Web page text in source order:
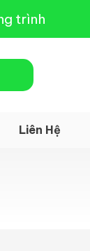
trình
Liên Hệ